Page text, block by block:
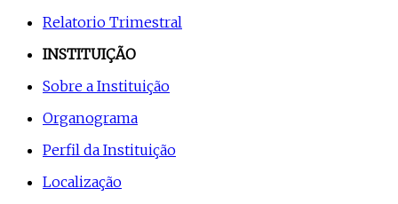
Relatorio Trimestral
INSTITUIÇÃO
Sobre a Instituição
Organograma
Perfil da Instituição
Localização